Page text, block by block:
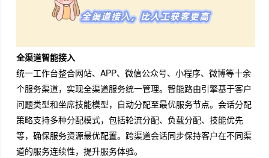
全渠道智能接入
统一工作台整合网站、APP、微信公众号、小程序、微博等十余
个服务渠道，实现全渠道服务统一管理。智能路由引擎基于客户
问题类型和坐席技能模型，自动分配至最优服务节点。会话分配
策略支持多种分配模式，包括轮流分配、负载分配、技能优先
等，确保服务资源最优配置。跨渠道会话同步保持客户在不同渠
道的服务连续性，提升服务体验。